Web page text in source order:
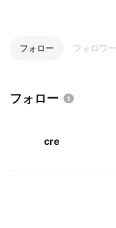
フォロー フォロワー
フォロー 1
cre